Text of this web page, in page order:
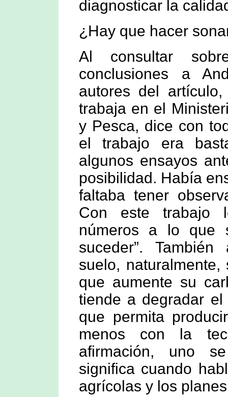
diagnosticar la
¿Hay que hacer
Al consultar
conclusiones a
autores del
trabaja en el
y Pesca, dice con
el trabajo era
algunos ensayos
posibilidad. Había
faltaba tener
Con este trabajo
números a lo que
suceder”.
suelo,
que aumente su
tiende a degradar
que permita
menos con la
afirmación, uno
significa cuando
agrícolas y los